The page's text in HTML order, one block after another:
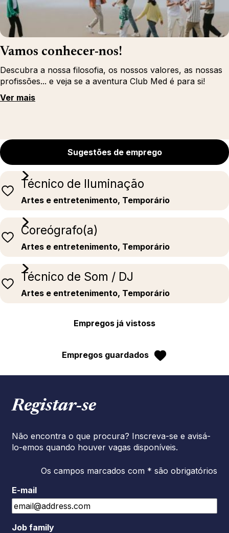
Vamos conhecer-nos!
Descubra a nossa filosofia, os nossos valores, as nossas
profissões... e veja se a aventura Club Med é para si!
Ver mais
Sugestões de emprego
Técnico de Iluminação
Artes e entretenimento, Temporário
Coreógrafo(a)
Artes e entretenimento, Temporário
Técnico de Som / DJ
Artes e entretenimento, Temporário
Empregos já vistoss
Empregos guardados
Registar‑se
Não encontra o que procura? Inscreva-se e avisá-
lo-emos quando houver vagas disponíveis.
Os campos marcados com * são obrigatórios
E-mail
Job family